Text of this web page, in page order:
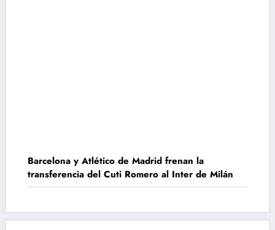
Barcelona y Atlético de Madrid frenan la
transferencia del Cuti Romero al Inter de Milán